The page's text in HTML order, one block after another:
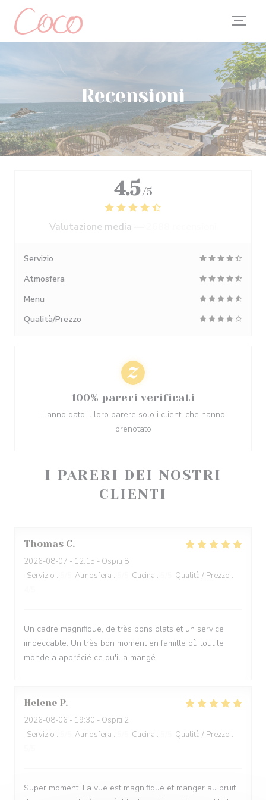
Personalizzazione delle tue scelte sui cookie
Recensioni
I PARERI DEI NOSTRI
CLIENTI
Thomas C
2026-08-07 - 12:15 - Ospiti 8
Servizio : Atmosfera : Cucina : Qualità / Prezzo :
Un cadre magnifique, de très bons plats et un service
impeccable. Un très bon moment en famille où tout le
monde a apprécié ce qu'il a mangé.
Helene P
2026-08-06 - 19:30 - Ospiti 2
Servizio : Atmosfera : Cucina : Qualità / Prezzo :
Super moment. La vue est magnifique et manger au bruit
4.5 /5
Valutazione media —
Servizio
Atmosfera
Menu
Qualità/Prezzo
100% pareri verificati
Hanno dato il loro parere solo i clienti che hanno
prenotato